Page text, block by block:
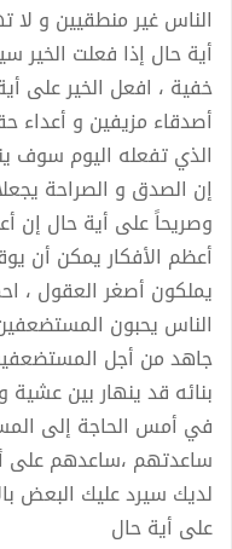
الناس غير منطقيين و
أية حال إذا فعلت الخير
خفية ، افعل الخير على
أصدقاء مزيفين و أعداء
الذي تفعله اليوم سوف
إن الصدق و الصراحة
وصريحاً على أية حال إن
أعظم الأفكار يمكن أن
يملكون أصغر العقول ،
الناس يحبون
جاهد من أجل
بنائه قد ينهار بين
في أمس الحاجة إلى
ساعدتهم ،ساعدهم على
لديك سيرد عليك البعض
على أية حال